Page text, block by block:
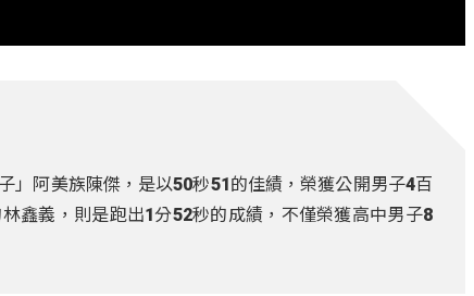
」阿美族陳傑，是以50秒51的佳績，榮獲公開男子4百
鑫義，則是跑出1分52秒的成績，不僅榮獲高中男子8